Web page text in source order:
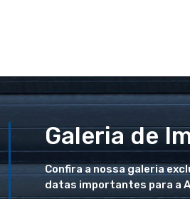
Galeria de
Confira a nossa galeria
datas importantes para a